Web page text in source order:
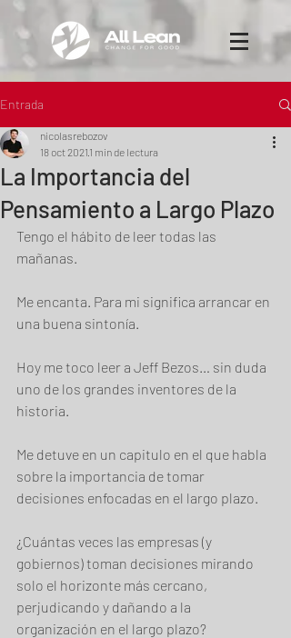
Entrada
La Importancia del
Pensamiento a Largo Plazo
nicolasrebozov
18 oct 2021 1 min de lectura
Tengo el hábito de leer todas las
mañanas.
Me encanta. Para mi significa arrancar en
una buena sintonía.
Hoy me toco leer a Jeff Bezos… sin duda
uno de los grandes inventores de la
historia.
Me detuve en un capitulo en el que habla
sobre la importancia de tomar
decisiones enfocadas en el largo plazo.
¿Cuántas veces las empresas (y
gobiernos) toman decisiones mirando
solo el horizonte más cercano,
perjudicando y dañando a la
organización en el largo plazo?